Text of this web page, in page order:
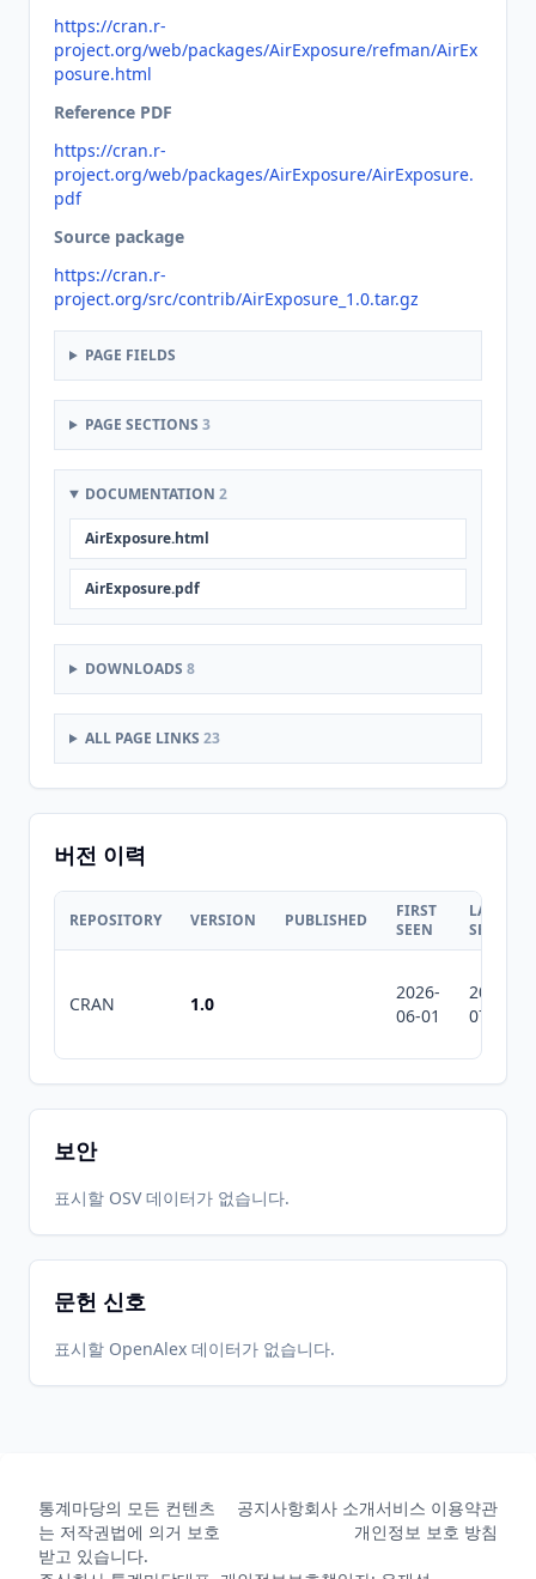
https://cran.r-
project.org/web/packages/AirExposure/refman/AirEx
posure.html
Reference PDF
https://cran.r-
project.org/web/packages/AirExposure/AirExposure.
pdf
Source package
https://cran.r-
project.org/src/contrib/AirExposure_1.0.tar.gz
PAGE FIELDS
PAGE SECTIONS 3
DOCUMENTATION 2
AirExposure.html
AirExposure.pdf
DOWNLOADS 8
ALL PAGE LINKS 23
버전 이력
REPOSITORY VERSION PUBLISHED
FIRST
SEEN
LAST
SEEN
CRAN 1.0
2026-
06-01
2026-
07-10
보안
표시할 OSV 데이터가 없습니다.
문헌 신호
표시할 OpenAlex 데이터가 없습니다.
통계마당의 모든 컨텐츠
는 저작권법에 의거 보호
받고 있습니다.
공지사항회사 소개서비스 이용약관
개인정보 보호 방침